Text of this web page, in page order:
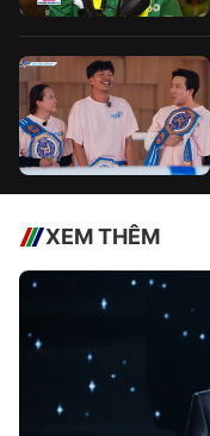
XEM THÊM